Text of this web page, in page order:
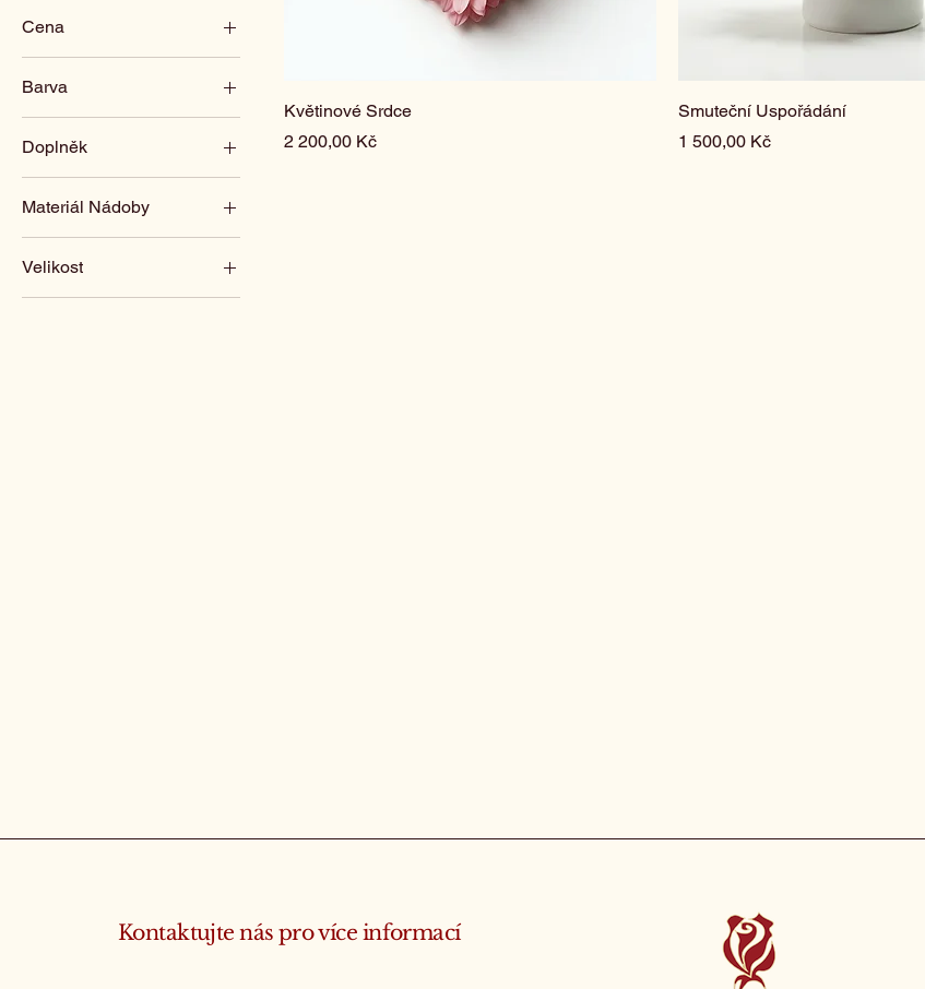
Cena
1 500 Kč 2 200 Kč
Barva
Bílá
Smuteční mix
Doplněk
Bílý
Zelený
Materiál Nádoby
Keramika
Zinek
Velikost
Menší
Květinové Srdce
Cena
2 200,00 Kč
Smuteční Uspořádání
Cena
1 500,00 Kč
Kontaktujte nás pro více informací